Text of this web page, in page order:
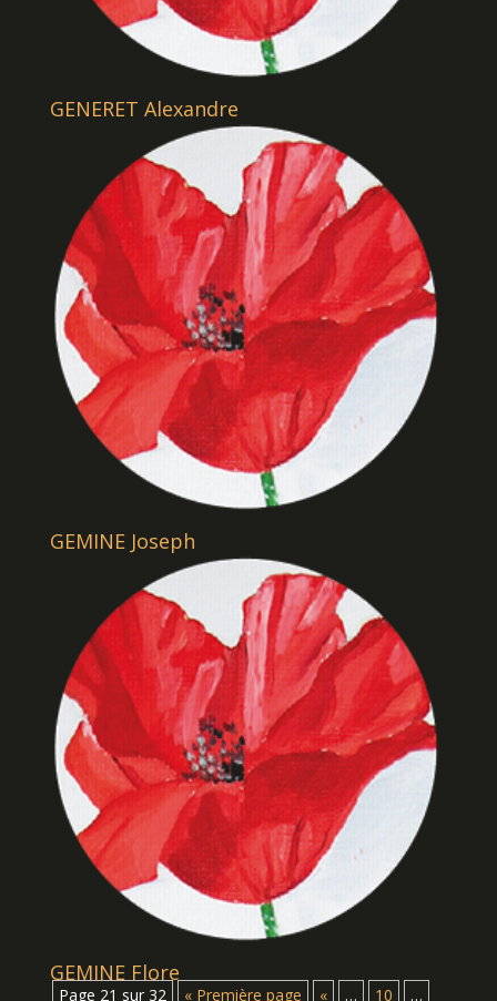
GENERET Alexandre
GEMINE Joseph
GEMINE Flore
Page 21 sur 32 « Première page « … 10 …